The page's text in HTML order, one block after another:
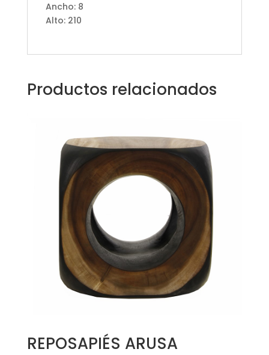
Ancho: 8
Alto: 210
Productos relacionados
REPOSAPIÉS ARUSA